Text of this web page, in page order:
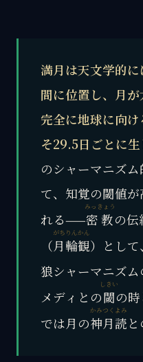
満月は天文学的
間に位置し、月
完全に地球に向
そ29.5日ごとに生
のシャーマニズ
て、知覚の閾値
れる——密教
みっきょう
の
（月輪観
がちりんかん
）とし
狼シャーマニズ
メディとの閾
しきい
の時
では月の神
かみ
月読
つくよみ